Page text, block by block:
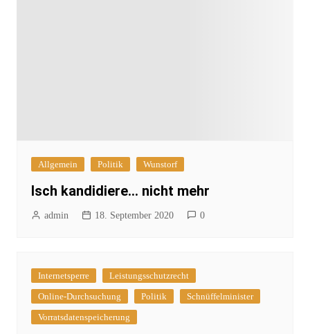
Allgemein Politik Wunstorf
Isch kandidiere… nicht mehr
admin 18. September 2020 0
Internetsperre
Leistungsschutzrecht
Online-Durchsuchung
Politik
Schnüffelminister
Vorratsdatenspeicherung